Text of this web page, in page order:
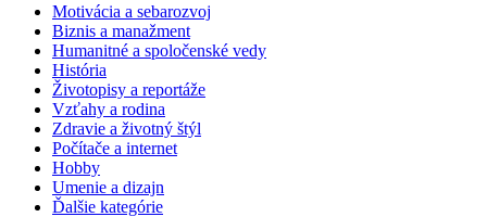
Motivácia a sebarozvoj
Biznis a manažment
Humanitné a spoločenské vedy
História
Životopisy a reportáže
Vzťahy a rodina
Zdravie a životný štýl
Počítače a internet
Hobby
Umenie a dizajn
Ďalšie kategórie